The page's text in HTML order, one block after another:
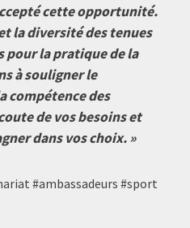
cette opportunité.
la diversité des tenues
pour la pratique de la
à souligner le
compétence des
de vos besoins et
dans vos choix. »
#ambassadeurs #sport